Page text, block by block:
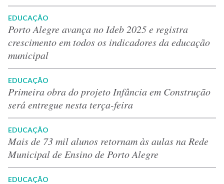
EDUCAÇÃO
Porto Alegre avança no Ideb 2025 e registra
crescimento em todos os indicadores da educação
municipal
EDUCAÇÃO
Primeira obra do projeto Infância em Construção
será entregue nesta terça-feira
EDUCAÇÃO
Mais de 73 mil alunos retornam às aulas na Rede
Municipal de Ensino de Porto Alegre
EDUCAÇÃO